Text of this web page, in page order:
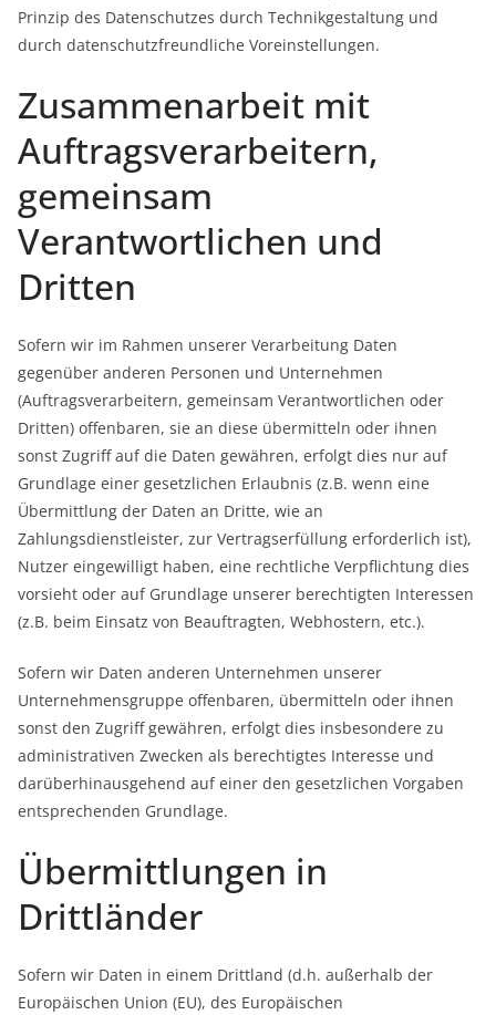
Prinzip des Datenschutzes durch Technikgestaltung und
durch datenschutzfreundliche Voreinstellungen.
Zusammenarbeit mit
Auftragsverarbeitern,
gemeinsam
Verantwortlichen und
Dritten
Sofern wir im Rahmen unserer Verarbeitung Daten
gegenüber anderen Personen und Unternehmen
(Auftragsverarbeitern, gemeinsam Verantwortlichen oder
Dritten) offenbaren, sie an diese übermitteln oder ihnen
sonst Zugriff auf die Daten gewähren, erfolgt dies nur auf
Grundlage einer gesetzlichen Erlaubnis (z.B. wenn eine
Übermittlung der Daten an Dritte, wie an
Zahlungsdienstleister, zur Vertragserfüllung erforderlich ist),
Nutzer eingewilligt haben, eine rechtliche Verpflichtung dies
vorsieht oder auf Grundlage unserer berechtigten Interessen
(z.B. beim Einsatz von Beauftragten, Webhostern, etc.).
Sofern wir Daten anderen Unternehmen unserer
Unternehmensgruppe offenbaren, übermitteln oder ihnen
sonst den Zugriff gewähren, erfolgt dies insbesondere zu
administrativen Zwecken als berechtigtes Interesse und
darüberhinausgehend auf einer den gesetzlichen Vorgaben
entsprechenden Grundlage.
Übermittlungen in
Drittländer
Sofern wir Daten in einem Drittland (d.h. außerhalb der
Europäischen Union (EU), des Europäischen